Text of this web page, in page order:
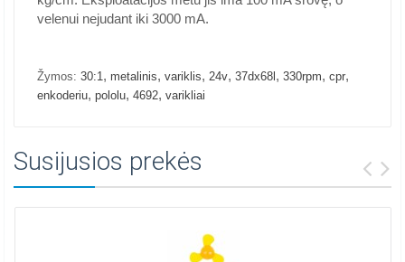
velenui nejudant iki 3000 mA.
Žymos: 30:1, metalinis, variklis, 24v, 37dx68l , 330rpm, cpr,
enkoderiu, pololu, 4692, varikliai
Susijusios prekės